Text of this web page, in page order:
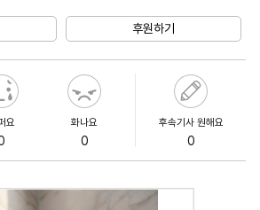
후원하기
요 화나요
0
후속기사 원해요
0